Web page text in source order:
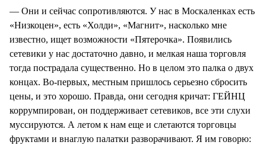
— Они и сейчас сопротивляются. У нас в Москаленках есть
«Низкоцен», есть «Холди», «Магнит», насколько мне
известно, ищет возможности «Пятерочка». Появились
сетевики у нас достаточно давно, и мелкая наша торговля
тогда пострадала существенно. Но в целом это палка о двух
концах. Во-первых, местным пришлось серьезно сбросить
цены, и это хорошо. Правда, они сегодня кричат: ГЕЙНЦ
коррумпирован, он поддерживает сетевиков, все эти слухи
муссируются. А летом к нам еще и слетаются торговцы
фруктами и внаглую палатки разворачивают. Я им говорю: